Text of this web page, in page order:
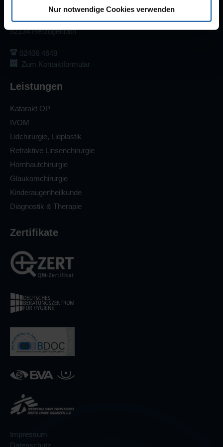
Nur notwendige Cookies verwenden
Praxis Herzogenrath
Albert-Steiner-Str. 8
52134 Herzogenrath
02406 4648
Zum Kontaktformular
Leistungen
Katarakt OP
IVOM
Lidchirurgie, Lidplastik
Refraktive Linsenchirurgie
Hornhautchirurgie
Glaukomchirurgie
Kinderaugenheilkunde
Diagnostik & Therapie
Zertifikate
Impressum